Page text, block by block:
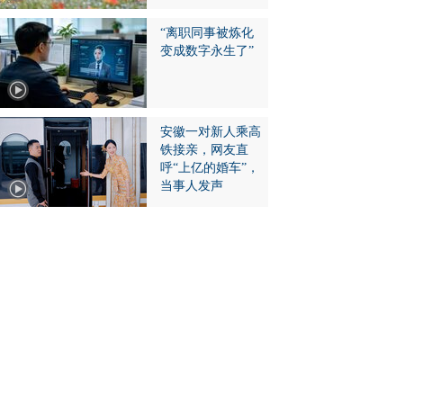
“离职同事被炼化
变成数字永生了”
安徽一对新人乘高
铁接亲，网友直
呼“上亿的婚车”，
当事人发声